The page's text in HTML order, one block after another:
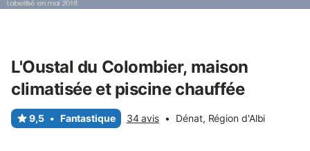
L'Oustal du Colombier, maison
climatisée et piscine chauffée
9,5 • Fantastique 34 avis • Dénat, Région d'Albi